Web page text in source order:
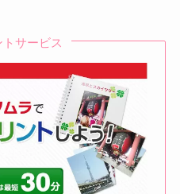
サービス